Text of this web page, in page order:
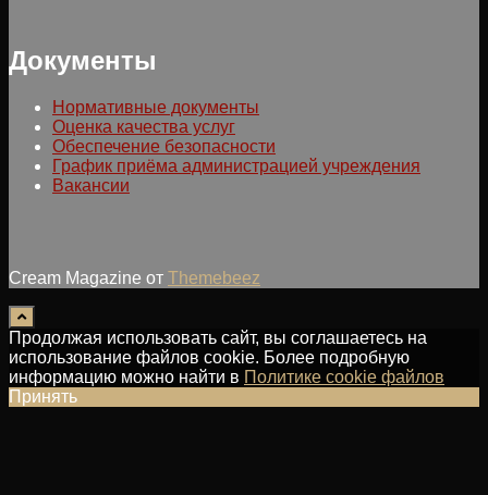
Документы
Нормативные документы
Оценка качества услуг
Обеспечение безопасности
График приёма администрацией учреждения
Вакансии
Cream Magazine от Themebeez
Продолжая использовать сайт, вы соглашаетесь на
использование файлов cookie. Более подробную
информацию можно найти в Политике cookie файлов
Принять